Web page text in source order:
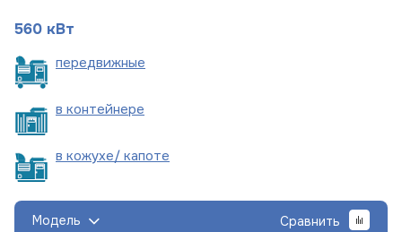
560 кВт
передвижные
в контейнере
в кожухе/ капоте
Модель Сравнить